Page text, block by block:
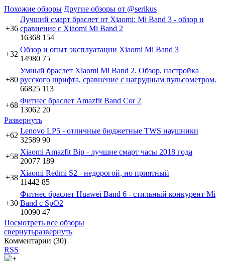
Похожие обзоры Другие обзоры от @serikus
+36
Лучший смарт браслет от Xiaomi: Mi Band 3 - обзор и
сравнение с Xiaomi Mi Band 2
16368 154
+32
Обзор и опыт эксплуатации Xiaomi Mi Band 3
14980 75
+80
Умный браслет Xiaomi Mi Band 2. Обзор, настройка
русского шрифта, сравнение с нагрудным пульсометром.
66825 113
+68
Фитнес браслет Amazfit Band Cor 2
13062 20
Развернуть
+62
Lenovo LP5 - отличные бюджетные TWS наушники
32589 90
+58
Xiaomi Amazfit Bip - лучшие смарт часы 2018 года
20077 189
+38
Xiaomi Redmi S2 - недорогой, но приятный
11442 85
+30
Фитнес браслет Huawei Band 6 - стильный конкурент Mi
Band с SpO2
10090 47
Посмотреть все обзоры
свернутьразвернуть
Комментарии (30)
RSS